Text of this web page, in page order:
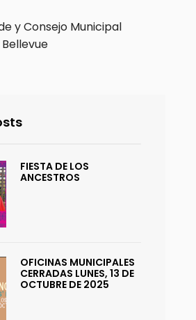
y Consejo Municipal
FIESTA DE LOS
ANCESTROS
OFICINAS MUNICIPALES
CERRADAS LUNES, 13 DE
OCTUBRE DE 2025